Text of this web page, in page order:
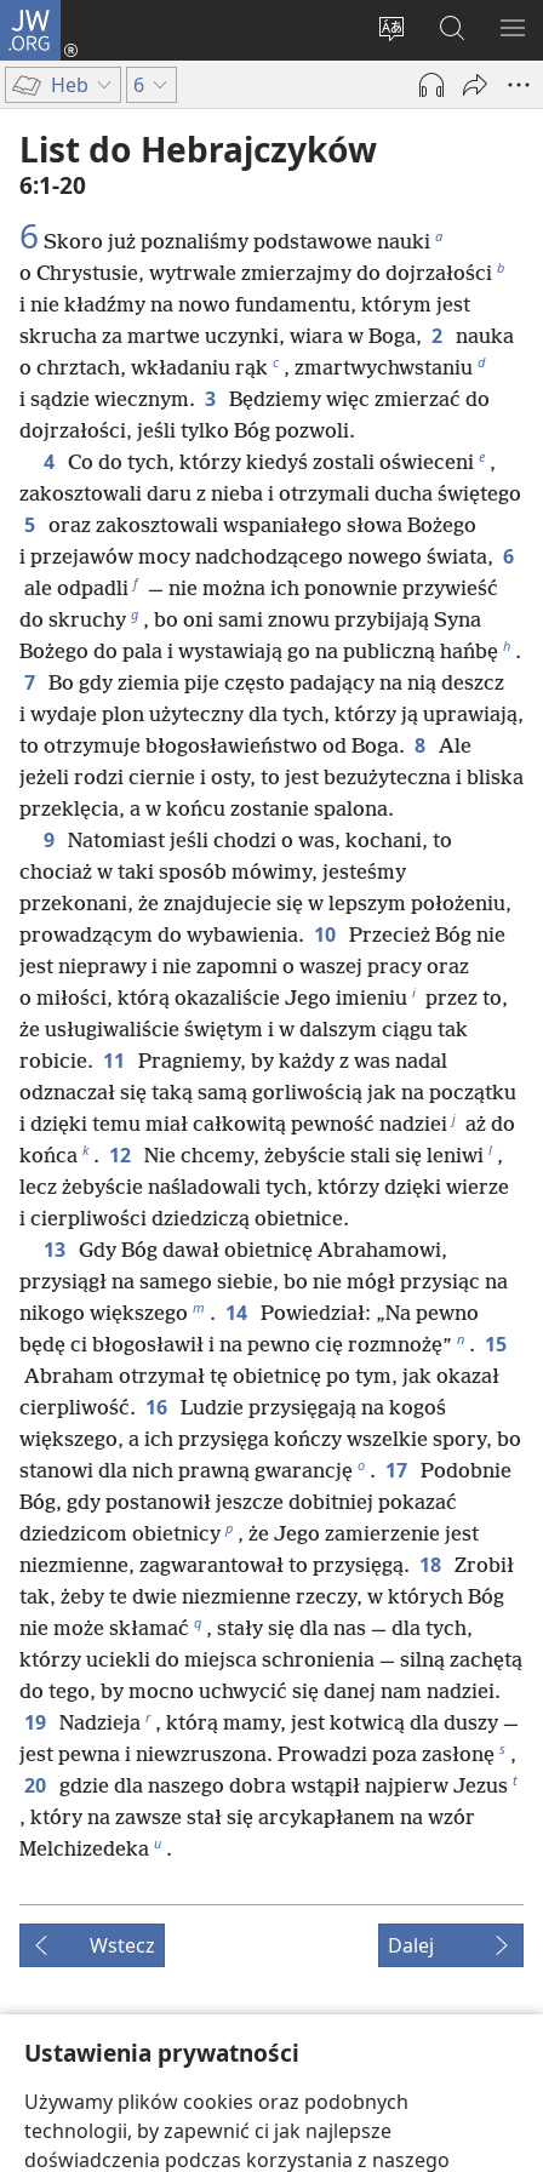
Ustawienia prywatności
Używamy plików cookies oraz podobnych
technologii, by zapewnić ci jak najlepsze
doświadczenia podczas korzystania z naszego
JW.ORG
Wybór
języka
Logowanie
(opens
window)
Szukaj
na
JW.ORG
Heb 6
List do Hebrajczyków
6:1-20
6 Skoro już poznaliśmy podstawowe nauki a
o Chrystusie, wytrwale zmierzajmy do dojrzałości b
i nie kładźmy na nowo fundamentu, którym jest
skrucha za martwe uczynki, wiara w Boga, 2 nauka
o chrztach, wkładaniu rąk c , zmartwychwstaniu d
i sądzie wiecznym. 3 Będziemy więc zmierzać do
dojrzałości, jeśli tylko Bóg pozwoli.
4 Co do tych, którzy kiedyś zostali oświeceni e ,
zakosztowali daru z nieba i otrzymali ducha świętego
5 oraz zakosztowali wspaniałego słowa Bożego
i przejawów mocy nadchodzącego nowego świata, 6
ale odpadli f — nie można ich ponownie przywieść
do skruchy g , bo oni sami znowu przybijają Syna
Bożego do pala i wystawiają go na publiczną hańbę h .
7 Bo gdy ziemia pije często padający na nią deszcz
i wydaje plon użyteczny dla tych, którzy ją uprawiają,
to otrzymuje błogosławieństwo od Boga. 8 Ale
jeżeli rodzi ciernie i osty, to jest bezużyteczna i bliska
przeklęcia, a w końcu zostanie spalona.
9 Natomiast jeśli chodzi o was, kochani, to
chociaż w taki sposób mówimy, jesteśmy
przekonani, że znajdujecie się w lepszym położeniu,
prowadzącym do wybawienia. 10 Przecież Bóg nie
jest nieprawy i nie zapomni o waszej pracy oraz
o miłości, którą okazaliście Jego imieniu i przez to,
że usługiwaliście świętym i w dalszym ciągu tak
robicie. 11
Pragniemy, by każdy z was nadal
odznaczał się taką samą gorliwością jak na początku
i dzięki temu miał całkowitą pewność nadziei j aż do
końca k . 12 Nie chcemy, żebyście stali się leniwi l ,
lecz żebyście naśladowali tych, którzy dzięki wierze
i cierpliwości dziedziczą obietnice.
13 Gdy Bóg dawał obietnicę Abrahamowi,
przysiągł na samego siebie, bo nie mógł przysiąc na
nikogo większego m . 14 Powiedział: „Na pewno
będę ci błogosławił i na pewno cię rozmnożę” n . 15
Abraham otrzymał tę obietnicę po tym, jak okazał
cierpliwość. 16 Ludzie przysięgają na kogoś
większego, a ich przysięga kończy wszelkie spory, bo
stanowi dla nich prawną gwarancję o . 17 Podobnie
Bóg, gdy postanowił jeszcze dobitniej pokazać
dziedzicom obietnicy p , że Jego zamierzenie jest
niezmienne, zagwarantował to przysięgą. 18 Zrobił
tak, żeby te dwie niezmienne rzeczy, w których Bóg
nie może skłamać q , stały się dla nas — dla tych,
którzy uciekli do miejsca schronienia — silną zachętą
do tego, by mocno uchwycić się danej nam nadziei.
19 Nadzieja r , którą mamy, jest kotwicą dla duszy —
jest pewna i niewzruszona. Prowadzi poza zasłonę s ,
20 gdzie dla naszego dobra wstąpił najpierw Jezus t
, który na zawsze stał się arcykapłanem na wzór
Melchizedeka u .
Wstecz Dalej
Prawa autorskie do tej publikacji
Copyright© 2026Watch Tower Bible and Tract Society of
Pennsylvania.
WARUNKI UŻYTKOWANIA|POLITYKA PRYWATNOŚCI|USTAWIENIA